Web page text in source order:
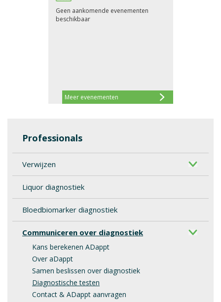
Professionals
Verwijzen
Liquor diagnostiek
Bloedbiomarker diagnostiek
Communiceren over diagnostiek
Kans berekenen ADappt
Over aDappt
Samen beslissen over diagnostiek
Diagnostische testen
Contact & ADappt aanvragen
Meer evenementen
Geen aankomende evenementen
beschikbaar